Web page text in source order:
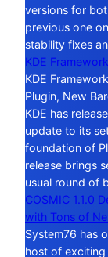
versions for
previous one
stability fixes
KDE
KDE
Plugin, New
KDE has
update to its
foundation of
release brings
usual round of
COSMIC 1.1.0
with Tons of
System76 has
host of